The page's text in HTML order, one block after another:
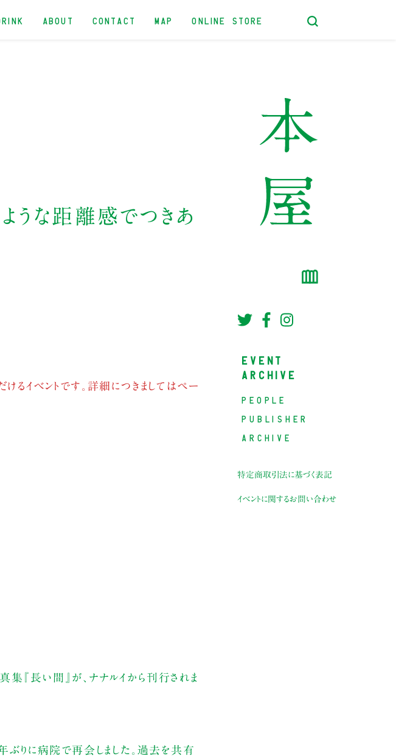
ABOUT CONTACT MAP ONLINE STORE
ような距離感でつきあ
るイベントです。詳細につきましてはペー
『長い間』が、ナナルイから刊行されま
ぶりに病院で再会しました。過去を共有
EVENT
ARCHIVE
PEOPLE
PUBLISHER
ARCHIVE
特定商取引法に基づく表記
イベントに関するお問い合わせ